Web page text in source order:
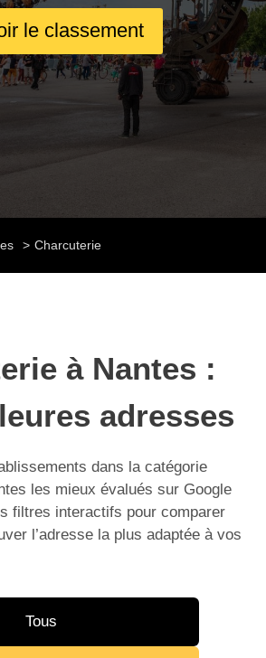
le classement
Charcuterie
à Nantes :
adresses
dans la catégorie
les mieux évalués sur Google
filtres interactifs pour comparer
l’adresse la plus adaptée à vos
Tous